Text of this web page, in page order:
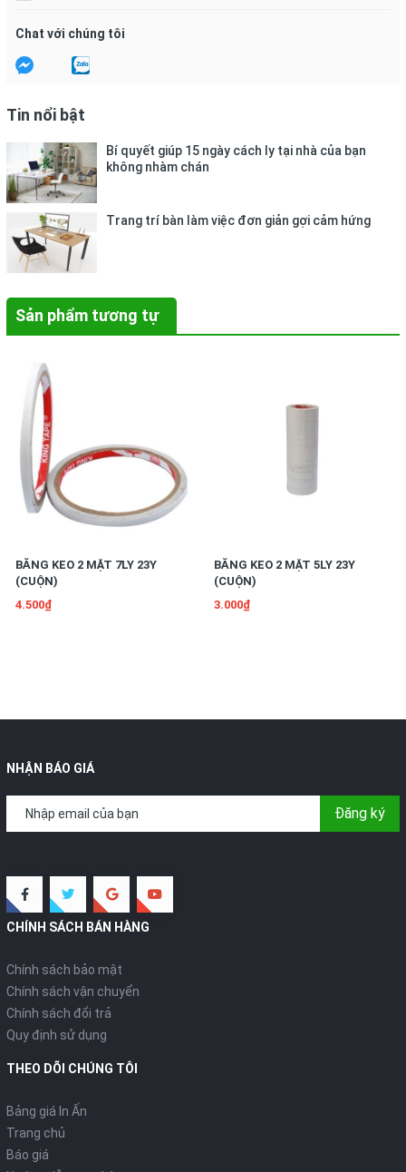
Chat với chúng tôi
Tin nổi bật
Bí quyết giúp 15 ngày cách ly tại nhà của bạn
không nhàm chán
Trang trí bàn làm việc đơn giản gợi cảm hứng
Sản phẩm tương tự
BĂNG KEO 2 MẶT 7LY 23Y
(CUỘN)
4.500₫
BĂNG KEO 2 MẶT 5LY 23Y
(CUỘN)
3.000₫
NHẬN BÁO GIÁ
Đăng ký
CHÍNH SÁCH BÁN HÀNG
Chính sách bảo mật
Chính sách vận chuyển
Chính sách đổi trả
Quy định sử dụng
THEO DÕI CHÚNG TÔI
Bảng giá In Ấn
Trang chủ
Báo giá